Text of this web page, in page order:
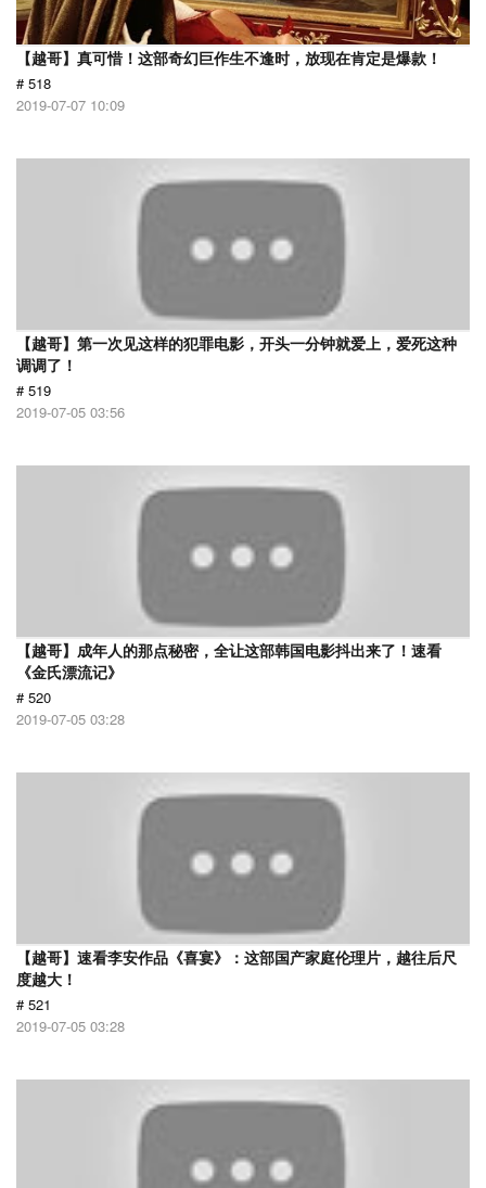
【越哥】真可惜！这部奇幻巨作生不逢时，放现在肯定是爆款！
# 518
2019-07-07 10:09
【越哥】第一次见这样的犯罪电影，开头一分钟就爱上，爱死这种
调调了！
# 519
2019-07-05 03:56
【越哥】成年人的那点秘密，全让这部韩国电影抖出来了！速看
《金氏漂流记》
# 520
2019-07-05 03:28
【越哥】速看李安作品《喜宴》：这部国产家庭伦理片，越往后尺
度越大！
# 521
2019-07-05 03:28